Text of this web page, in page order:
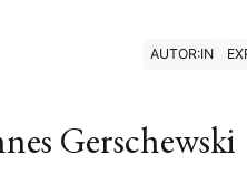
AUTOR:IN
Gerschewski